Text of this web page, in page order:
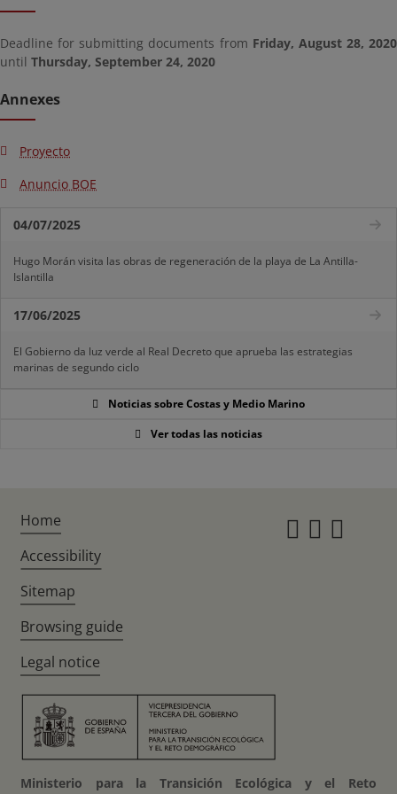
Deadline for submitting documents from Friday, August 28, 2020
until Thursday, September 24, 2020
Annexes
Proyecto
Anuncio BOE
04/07/2025
Hugo Morán visita las obras de regeneración de la playa de La Antilla-
Islantilla
17/06/2025
El Gobierno da luz verde al Real Decreto que aprueba las estrategias
marinas de segundo ciclo
Noticias sobre Costas y Medio Marino
Ver todas las noticias
Home
Accessibility
Sitemap
Browsing guide
Legal notice
Ministerio para la Transición Ecológica y el Reto